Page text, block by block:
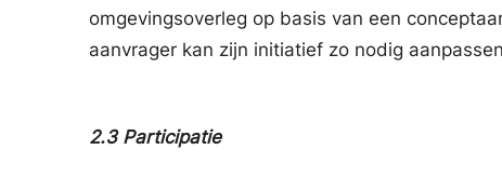
omgevingsoverleg op basis van een
aanvrager kan zijn initiatief zo nodig
2.3Participatie